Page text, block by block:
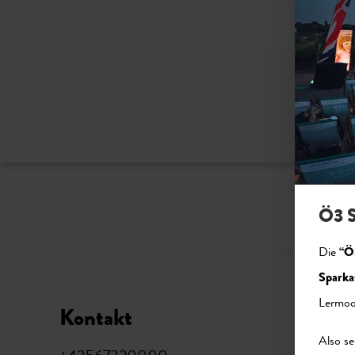
Bitte
Kontakt
Ö3
Die
Also